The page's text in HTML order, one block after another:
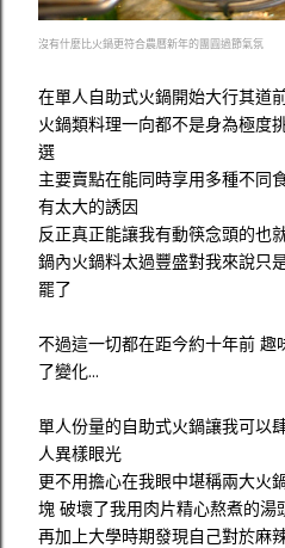
沒有什麼比火鍋更符合農曆新年的團圓過節氣氛
在單人自助式火鍋開始大行其道
火鍋類料理一向都不是身為極度
選
主要賣點在能同時享用多種不同
有太大的誘因
反正真正能讓我有動筷念頭的也
鍋內火鍋料太過豐盛對我來說只
罷了
不過這一切都在距今約十年前 趣
了變化...
單人份量的自助式火鍋讓我可以
人異樣眼光
更不用擔心在我眼中堪稱兩大火
塊 破壞了我用肉片精心熬煮的湯
再加上大學時期發現自己對於麻